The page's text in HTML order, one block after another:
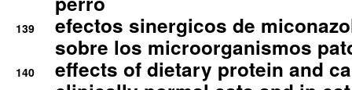
139
efectos sinergicos de
sobre los microorganismos
140
effects of dietary protein and